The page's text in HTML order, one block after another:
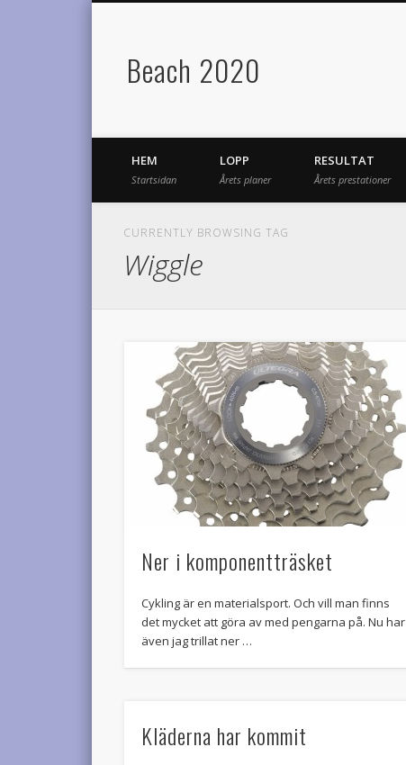
Beach 2020
HEM
Startsidan
LOPP
Årets planer
RESULTAT
Årets prestationer
CURRENTLY BROWSING TAG
Wiggle
Ner i komponentträsket
Cykling är en materialsport. Och vill man finns
det mycket att göra av med pengarna på. Nu har
även jag trillat ner …
Kläderna har kommit